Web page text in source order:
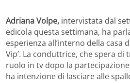
Adriana Volpe, intervistata dal
edicola questa settimana, ha
esperienza all’interno della casa
Vip’. La conduttrice, che spera di
ruolo in tv dopo la
ha intenzione di lasciare alle